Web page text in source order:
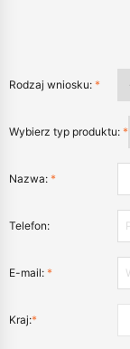
Rodzaj wniosku: *
Wybierz typ produktu: *
Nazwa: *
Telefon:
E-mail: *
Kraj:*